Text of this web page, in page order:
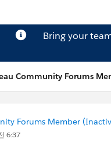
Bring your
Community Forums
Forums Member
6:37